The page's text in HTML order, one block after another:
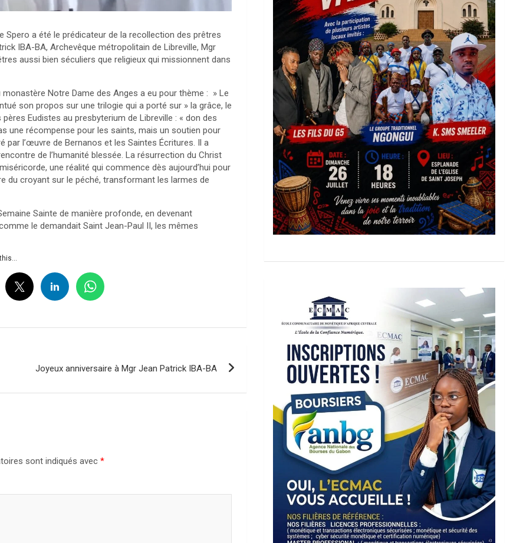
Spero a été le prédicateur de la recollection des prêtres
IBA-BA, Archevêque métropolitain de Libreville, Mgr
aussi bien séculiers que religieux qui missionnent dans
Notre Dame des Anges a eu pour thème : » Le
son propos sur une trilogie qui a porté sur » la grâce, le
Eudistes au presbyterium de Libreville : « don des
une récompense pour les saints, mais un soutien pour
par l’œuvre de Bernanos et les Saintes Écritures. Il a
de l’humanité blessée. La résurrection du Christ
une réalité qui commence dès aujourd’hui pour
du croyant sur le péché, transformant les larmes de
Sainte de manière profonde, en devenant
le demandait Saint Jean-Paul II, les mêmes
Joyeux anniversaire à Mgr Jean Patrick IBA-BA
sont indiqués avec *